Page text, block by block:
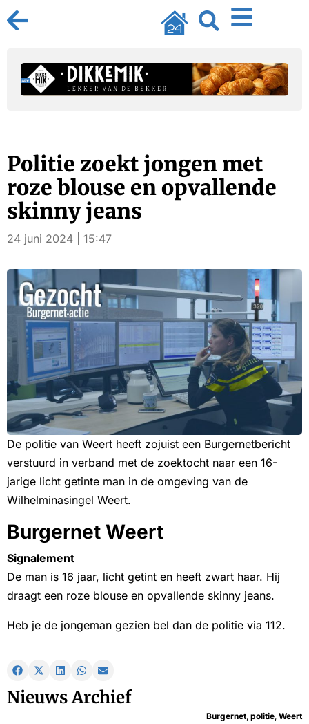
Politie zoekt jongen met
roze blouse en opvallende
skinny jeans
24 juni 2024 | 15:47
De politie van Weert heeft zojuist een Burgernetbericht
verstuurd in verband met de zoektocht naar een 16-
jarige licht getinte man in de omgeving van de
Wilhelminasingel Weert.
Burgernet Weert
Signalement
De man is 16 jaar, licht getint en heeft zwart haar. Hij
draagt een roze blouse en opvallende skinny jeans.
Heb je de jongeman gezien bel dan de politie via 112.
Nieuws Archief
Burgernet politie Weert